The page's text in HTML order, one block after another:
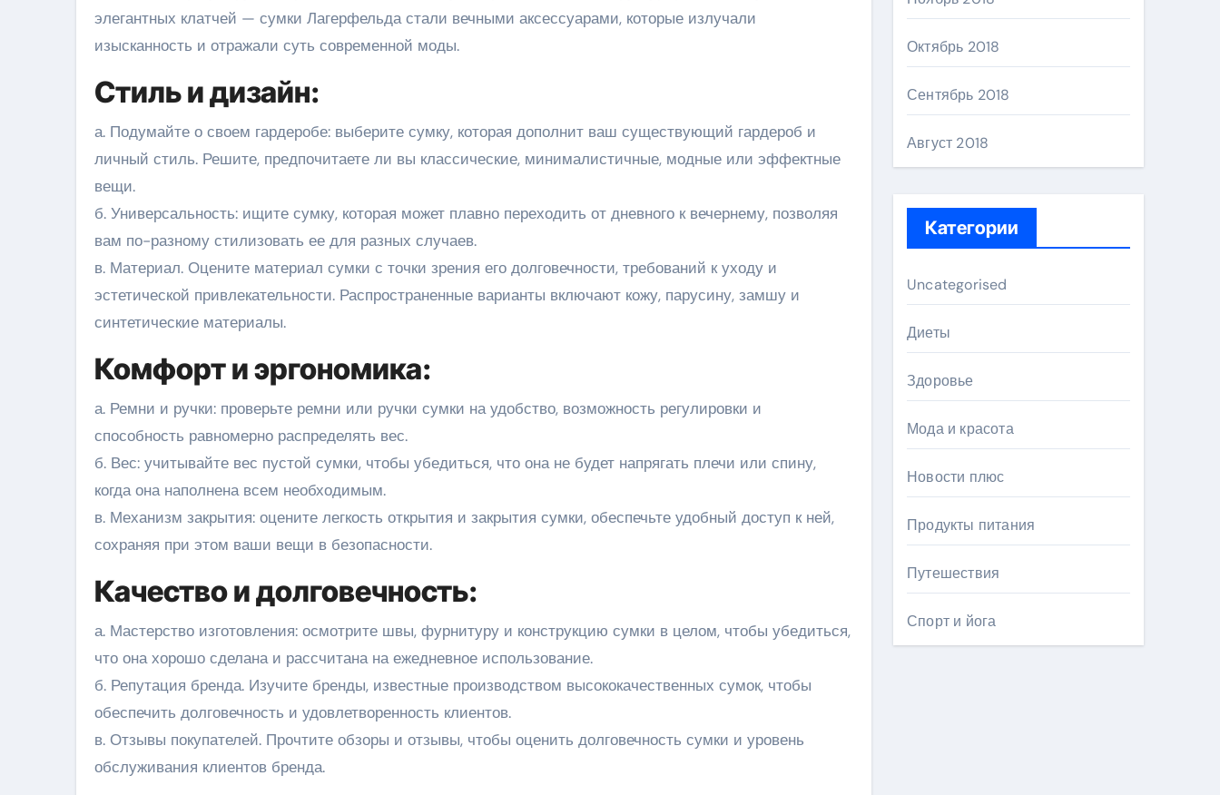
элегантных клатчей — сумки Лагерфельда стали вечными аксессуарами, которые излучали
изысканность и отражали суть современной моды.
Стиль и дизайн:
а. Подумайте о своем гардеробе: выберите сумку, которая дополнит ваш существующий гардероб и
личный стиль. Решите, предпочитаете ли вы классические, минималистичные, модные или эффектные
вещи.
б. Универсальность: ищите сумку, которая может плавно переходить от дневного к вечернему, позволяя
вам по-разному стилизовать ее для разных случаев.
в. Материал. Оцените материал сумки с точки зрения его долговечности, требований к уходу и
эстетической привлекательности. Распространенные варианты включают кожу, парусину, замшу и
синтетические материалы.
Комфорт и эргономика:
а. Ремни и ручки: проверьте ремни или ручки сумки на удобство, возможность регулировки и
способность равномерно распределять вес.
б. Вес: учитывайте вес пустой сумки, чтобы убедиться, что она не будет напрягать плечи или спину,
когда она наполнена всем необходимым.
в. Механизм закрытия: оцените легкость открытия и закрытия сумки, обеспечьте удобный доступ к ней,
сохраняя при этом ваши вещи в безопасности.
Качество и долговечность:
а. Мастерство изготовления: осмотрите швы, фурнитуру и конструкцию сумки в целом, чтобы убедиться,
что она хорошо сделана и рассчитана на ежедневное использование.
б. Репутация бренда. Изучите бренды, известные производством высококачественных сумок, чтобы
обеспечить долговечность и удовлетворенность клиентов.
в. Отзывы покупателей. Прочтите обзоры и отзывы, чтобы оценить долговечность сумки и уровень
обслуживания клиентов бренда.
Октябрь 2018
Сентябрь 2018
Август 2018
Категории
Uncategorised
Диеты
Здоровье
Мода и красота
Новости плюс
Продукты питания
Путешествия
Спорт и йога